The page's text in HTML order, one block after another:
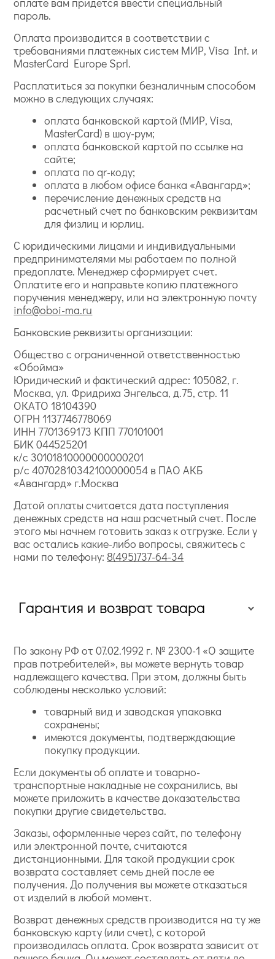
пароль.
Оплата производится в соответствии с
требованиями платежных систем МИР, Visa Int. и
MasterCard Europe Sprl.
Расплатиться за покупки безналичным способом
можно в следующих случаях:
оплата банковской картой (МИР, Visa,
MasterCard) в шоу-рум;
оплата банковской картой по ссылке на
сайте;
оплата по qr-коду;
оплата в любом офисе банка «Авангард»;
перечисление денежных средств на
расчетный счет по банковским реквизитам
для физлиц и юрлиц.
С юридическими лицами и индивидуальными
предпринимателями мы работаем по полной
предоплате. Менеджер сформирует счет.
Оплатите его и направьте копию платежного
поручения менеджеру, или на электронную почту
info@oboi-ma.ru
Банковские реквизиты организации:
Общество с ограниченной ответственностью
«Обойма»
Юридический и фактический адрес: 105082, г.
Москва, ул. Фридриха Энгельса, д.75, стр. 11
ОКАТО 18104390
ОГРН 1137746778069
ИНН 7701369173 КПП 770101001
БИК 044525201
к/с 30101810000000000201
р/с 40702810342100000054 в ПАО АКБ
«Авангард» г.Москва
Датой оплаты считается дата поступления
денежных средств на наш расчетный счет. После
этого мы начнем готовить заказ к отгрузке. Если у
вас остались какие-либо вопросы, свяжитесь с
нами по телефону: 8(495)737-64-34
Гарантия и возврат товара
По закону РФ от 07.02.1992 г. № 2300-1 «О защите
прав потребителей», вы можете вернуть товар
надлежащего качества. При этом, должны быть
соблюдены несколько условий:
товарный вид и заводская упаковка
сохранены;
имеются документы, подтверждающие
покупку продукции.
Если документы об оплате и товарно-
транспортные накладные не сохранились, вы
можете приложить в качестве доказательства
покупки другие свидетельства.
Заказы, оформленные через сайт, по телефону
или электронной почте, считаются
дистанционными. Для такой продукции срок
возврата составляет семь дней после ее
получения. До получения вы можете отказаться
от изделий в любой момент.
Возврат денежных средств производится на ту же
банковскую карту (или счет), с которой
производилась оплата. Срок возврата зависит от